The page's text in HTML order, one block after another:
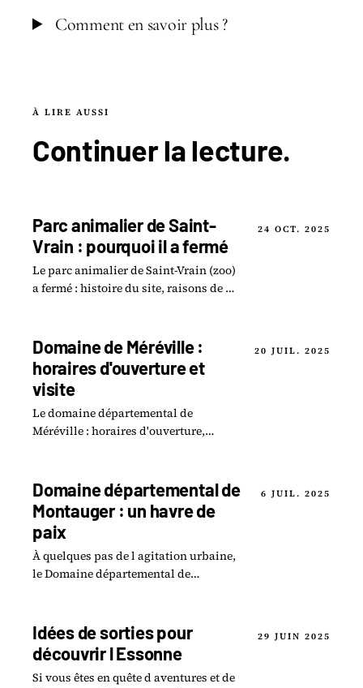
Comment en savoir plus ?
À LIRE AUSSI
Continuer lalecture.
Parc animalier de Saint-
Vrain : pourquoi il a fermé
Le parc animalier de Saint-Vrain (zoo)
a fermé : histoire du site, raisons de la
24 OCT. 2025
Domaine de Méréville :
horaires d'ouverture et
visite
Le domaine départemental de
Méréville : horaires d'ouverture,
l'Essonne.
20 JUIL. 2025
Domaine départemental de
Montauger : un havre de
paix
À quelques pas de l agitation urbaine,
le Domaine départemental de
6 JUIL. 2025
Idées de sorties pour
découvrir l Essonne
Si vous êtes en quête d aventures et de
29 JUIN 2025